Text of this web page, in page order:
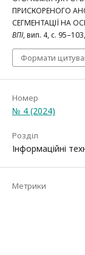
ПРИСКОРЕНОГО
СЕГМЕНТАЦІЇ НА
ВПІ, вип. 4, с.
Формати
Номер
№ 4 (2024)
Розділ
Інформаційні
Метрики